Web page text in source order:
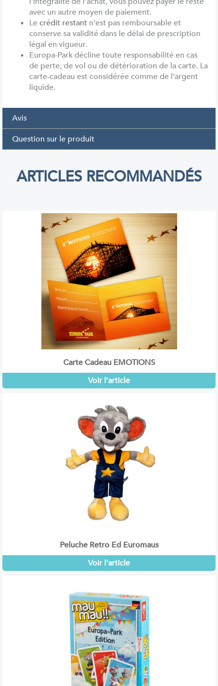
avec un autre moyen de paiement.
Lecrédit restant n’est pas remboursable et
conserve sa validité dans le délai de prescription
légal en vigueur.
Europa-Park décline toute responsabilité en cas
de perte, de vol ou de détérioration de la carte. La
carte-cadeau est considérée comme de l’argent
liquide.
Avis
Question sur le produit
ARTICLES RECOMMANDÉS
Carte Cadeau EMOTIONS
Voir l’article
Peluche Retro Ed Euromaus
Voir l’article